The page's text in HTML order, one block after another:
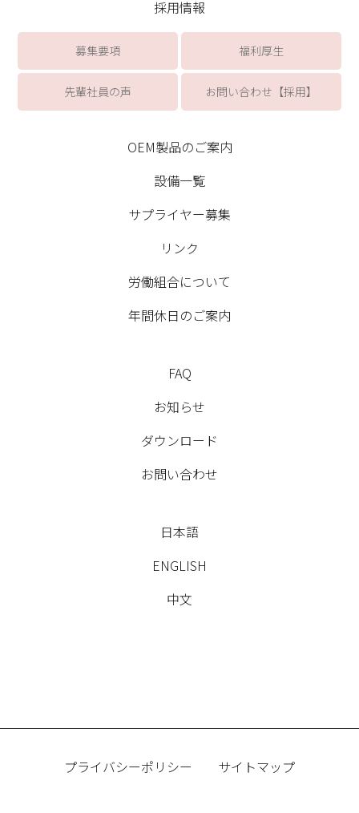
採用情報
募集要項 福利厚生
先輩社員の声 お問い合わせ【採用】
OEM製品のご案内
設備一覧
サプライヤー募集
リンク
労働組合について
年間休日のご案内
FAQ
お知らせ
ダウンロード
お問い合わせ
日本語
ENGLISH
中文
プライバシーポリシー サイトマップ